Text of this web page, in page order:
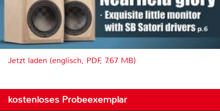
Jetzt laden (englisch, PDF, 7.67 MB)
kostenloses Probeexemplar